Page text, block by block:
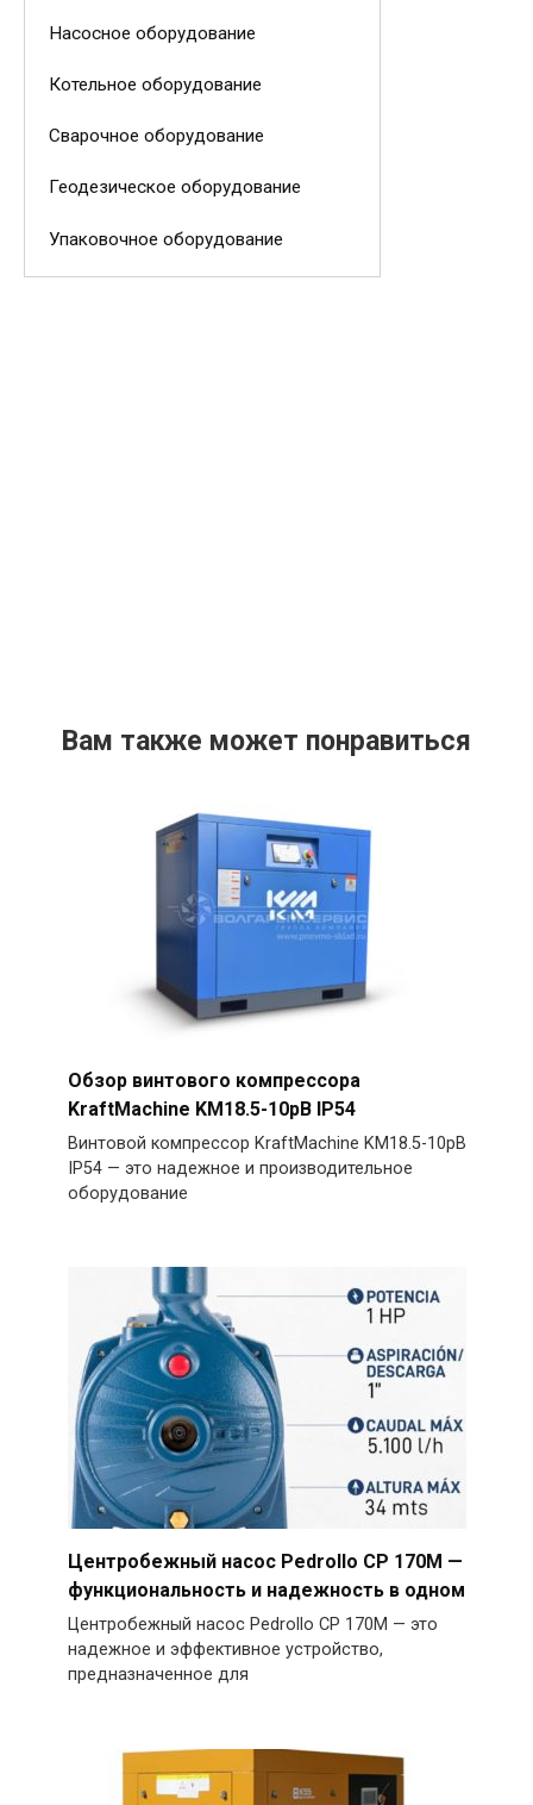
Насосное оборудование
Котельное оборудование
Сварочное оборудование
Геодезическое оборудование
Упаковочное оборудование
Вам также может понравиться
Обзор винтового компрессора
KraftMachine KM18.5-10рВ IP54
Винтовой компрессор KraftMachine KM18.5-10рВ
IP54 — это надежное и производительное
оборудование
Центробежный насос Pedrollo CP 170M —
функциональность и надежность в одном
Центробежный насос Pedrollo CP 170M — это
надежное и эффективное устройство,
предназначенное для